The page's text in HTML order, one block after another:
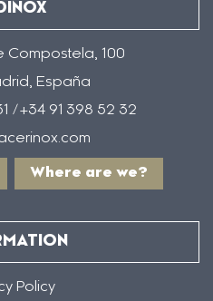
Compostela, 100
España
/+34 91 398 52 32
Where are we?
Policy